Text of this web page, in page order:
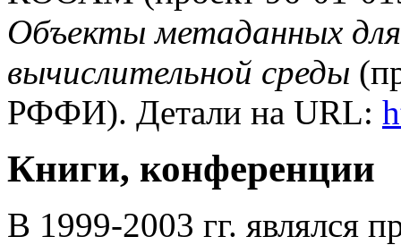
Объекты метаданных
вычислительной среды
РФФИ). Детали на URL:
Книги, конференции
В 1999-2003 гг. являлся